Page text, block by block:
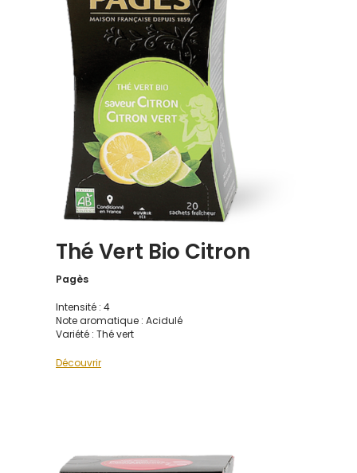
Thé Vert Bio Citron
Pagès
Intensité : 4
Note aromatique : Acidulé
Variété : Thé vert
Découvrir